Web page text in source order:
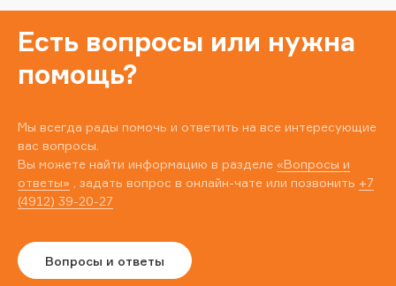
Есть вопросы или нужна
помощь?
Мы всегда рады помочь и ответить на все интересующие
вас вопросы.
Вы можете найти информацию в разделе «Вопросы и
ответы» , задать вопрос в онлайн-чате или позвонить +7
(4912) 39-20-27
Вопросы и ответы